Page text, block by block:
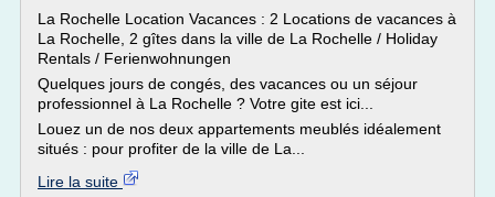
La Rochelle Location Vacances : 2 Locations de vacances à
La Rochelle, 2 gîtes dans la ville de La Rochelle / Holiday
Rentals / Ferienwohnungen
Quelques jours de congés, des vacances ou un séjour
professionnel à La Rochelle ? Votre gite est ici...
Louez un de nos deux appartements meublés idéalement
situés : pour profiter de la ville de La...
Lire la suite